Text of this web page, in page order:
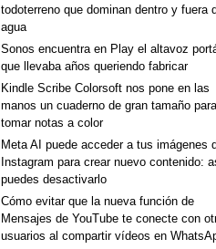
todoterreno que dominan dentro y fuera
agua
Sonos encuentra en Play el altavoz
que llevaba años queriendo fabricar
Kindle Scribe Colorsoft nos pone en las
manos un cuaderno de gran tamaño para
tomar notas a color
Meta AI puede acceder a tus imágenes
Instagram para crear nuevo contenido:
puedes desactivarlo
Cómo evitar que la nueva función de
Mensajes de YouTube te conecte con
usuarios al compartir vídeos en